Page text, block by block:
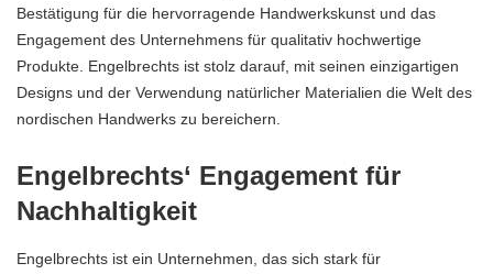
Bestätigung für die hervorragende Handwerkskunst und das
Engagement des Unternehmens für qualitativ hochwertige
Produkte. Engelbrechts ist stolz darauf, mit seinen einzigartigen
Designs und der Verwendung natürlicher Materialien die Welt des
nordischen Handwerks zu bereichern.
Engelbrechts‘ Engagement für
Nachhaltigkeit
Engelbrechts ist ein Unternehmen, das sich stark für